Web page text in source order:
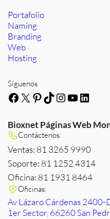
Portafolio
Naming
Branding
Web
Hosting
Síguenos
Facebook
X Pinterest
TikTok
Instagram
YouTube
Bioxnet Páginas Web
Contáctenos
Ventas: 81 3265 9990
Soporte: 81 1252 4314
Oficina: 81 1931 8464
Oficinas:
Av Lázaro Cárdenas 2400-
1er Sector, 66260 San